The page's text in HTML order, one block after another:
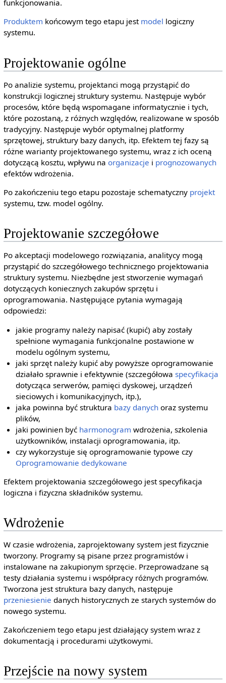
funkcjonowania.
Produktem końcowym tego etapu jest model logiczny
systemu.
Projektowanie ogólne
Po analizie systemu, projektanci mogą przystąpić do
konstrukcji logicznej struktury systemu. Następuje wybór
procesów, które będą wspomagane informatycznie i tych,
które pozostaną, z różnych względów, realizowane w sposób
tradycyjny. Następuje wybór optymalnej platformy
sprzętowej, struktury bazy danych, itp. Efektem tej fazy są
różne warianty projektowanego systemu, wraz z ich oceną
dotyczącą kosztu, wpływu na organizacje i prognozowanych
efektów wdrożenia.
Po zakończeniu tego etapu pozostaje schematyczny projekt
systemu, tzw. model ogólny.
Projektowanie szczegółowe
Po akceptacji modelowego rozwiązania, analitycy mogą
przystąpić do szczegółowego technicznego projektowania
struktury systemu. Niezbędne jest stworzenie wymagań
dotyczących koniecznych zakupów sprzętu i
oprogramowania. Następujące pytania wymagają
odpowiedzi:
jakie programy należy napisać (kupić) aby zostały
spełnione wymagania funkcjonalne postawione w
modelu ogólnym systemu,
jaki sprzęt należy kupić aby powyższe oprogramowanie
działało sprawnie i efektywnie (szczegółowaspecyfikacja
dotycząca serwerów, pamięci dyskowej, urządzeń
sieciowych i komunikacyjnych, itp.),
jaka powinna być struktura bazy danych oraz systemu
plików,
jaki powinien być harmonogram wdrożenia, szkolenia
użytkowników, instalacji oprogramowania, itp.
czy wykorzystuje się oprogramowanie typowe czy
Oprogramowanie dedykowane
Efektem projektowania szczegółowego jest specyfikacja
logiczna i fizyczna składników systemu.
Wdrożenie
W czasie wdrożenia, zaprojektowany system jest fizycznie
tworzony. Programy są pisane przez programistów i
instalowane na zakupionym sprzęcie. Przeprowadzane są
testy działania systemu i współpracy różnych programów.
Tworzona jest struktura bazy danych, następuje
przeniesienie danych historycznych ze starych systemów do
nowego systemu.
Zakończeniem tego etapu jest działający system wraz z
dokumentacją i procedurami użytkowymi.
Przejście na nowy system